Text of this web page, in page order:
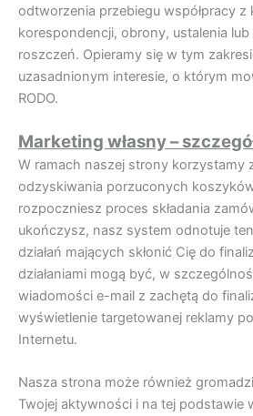
odtworzenia przebiegu współpracy z
korespondencji, obrony, ustalenia
roszczeń. Opieramy się w tym
uzasadnionym interesie, o którym
RODO.
Marketing własny –
W ramach naszej strony korzystamy
odzyskiwania porzuconych
rozpoczniesz proces składania
ukończysz, nasz system odnotuje
działań mających skłonić Cię do
działaniami mogą być, w
wiadomości e-mail z zachętą do
wyświetlenie targetowanej reklamy
Internetu.
Nasza strona może również
Twojej aktywności i na tej podstawie